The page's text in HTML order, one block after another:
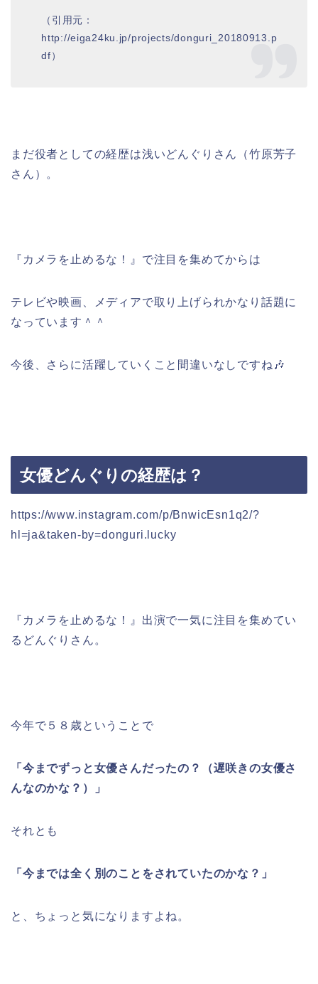
（引用元：
http://eiga24ku.jp/projects/donguri_20180913.p
df）
まだ役者としての経歴は浅いどんぐりさん
（竹原芳子
さん）。
『カメラを止めるな！』で注目を集めてからは
テレビや映画、メディアで取り上げられかなり話題に
なっています＾＾
今後、さらに活躍していくこと間違いなしですね🎶
女優どんぐりの経歴は？
https://www.instagram.com/p/BnwicEsn1q2/?
hl=ja&taken-by=donguri.lucky
『カメラを止めるな！』出演で一気に注目を集めてい
るどんぐりさん。
今年で５８歳ということで
「今までずっと女優さんだったの？（遅咲きの女優さ
んなのかな？）」
それとも
「今までは全く別のことをされていたのかな？」
と、ちょっと気になりますよね。